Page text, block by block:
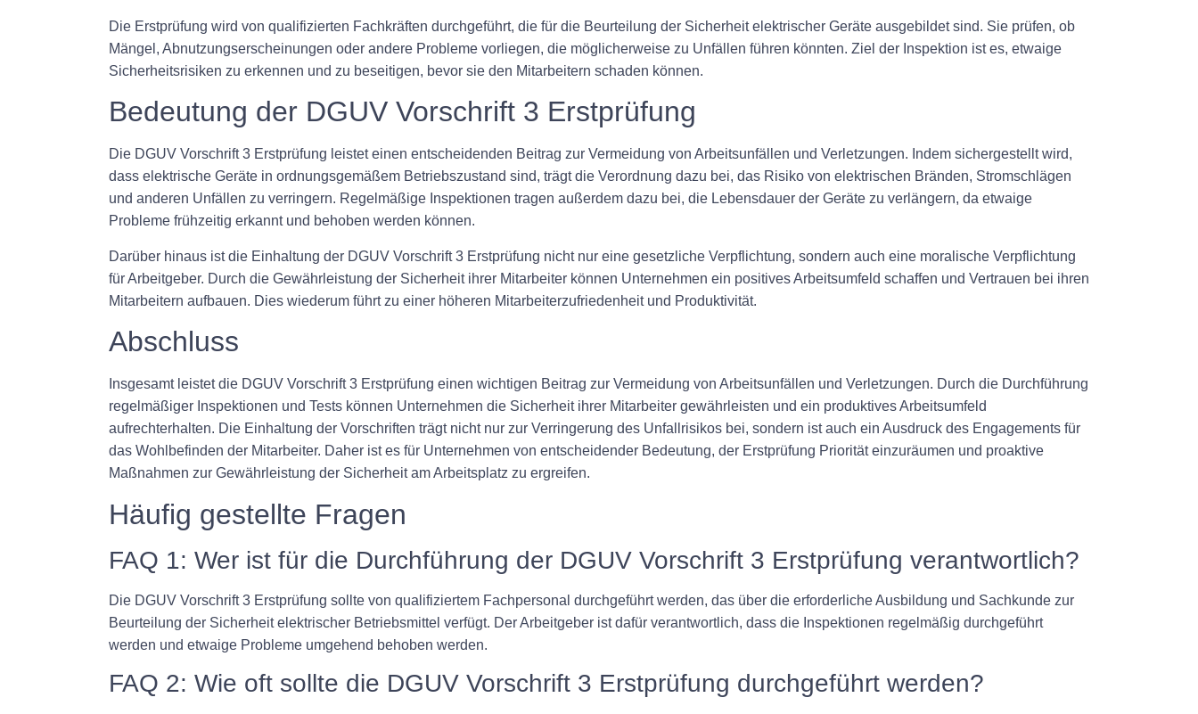
Die Erstprüfung wird von qualifizierten Fachkräften durchgeführt, die für die Beurteilung der Sicherheit elektrischer Geräte ausgebildet sind. Sie prüfen, ob
Mängel, Abnutzungserscheinungen oder andere Probleme vorliegen, die möglicherweise zu Unfällen führen könnten. Ziel der Inspektion ist es, etwaige
Sicherheitsrisiken zu erkennen und zu beseitigen, bevor sie den Mitarbeitern schaden können.
Bedeutung der DGUV Vorschrift 3 Erstprüfung
Die DGUV Vorschrift 3 Erstprüfung leistet einen entscheidenden Beitrag zur Vermeidung von Arbeitsunfällen und Verletzungen. Indem sichergestellt wird,
dass elektrische Geräte in ordnungsgemäßem Betriebszustand sind, trägt die Verordnung dazu bei, das Risiko von elektrischen Bränden, Stromschlägen
und anderen Unfällen zu verringern. Regelmäßige Inspektionen tragen außerdem dazu bei, die Lebensdauer der Geräte zu verlängern, da etwaige
Probleme frühzeitig erkannt und behoben werden können.
Darüber hinaus ist die Einhaltung der DGUV Vorschrift 3 Erstprüfung nicht nur eine gesetzliche Verpflichtung, sondern auch eine moralische Verpflichtung
für Arbeitgeber. Durch die Gewährleistung der Sicherheit ihrer Mitarbeiter können Unternehmen ein positives Arbeitsumfeld schaffen und Vertrauen bei ihren
Mitarbeitern aufbauen. Dies wiederum führt zu einer höheren Mitarbeiterzufriedenheit und Produktivität.
Abschluss
Insgesamt leistet die DGUV Vorschrift 3 Erstprüfung einen wichtigen Beitrag zur Vermeidung von Arbeitsunfällen und Verletzungen. Durch die Durchführung
regelmäßiger Inspektionen und Tests können Unternehmen die Sicherheit ihrer Mitarbeiter gewährleisten und ein produktives Arbeitsumfeld
aufrechterhalten. Die Einhaltung der Vorschriften trägt nicht nur zur Verringerung des Unfallrisikos bei, sondern ist auch ein Ausdruck des Engagements für
das Wohlbefinden der Mitarbeiter. Daher ist es für Unternehmen von entscheidender Bedeutung, der Erstprüfung Priorität einzuräumen und proaktive
Maßnahmen zur Gewährleistung der Sicherheit am Arbeitsplatz zu ergreifen.
Häufig gestellte Fragen
FAQ 1: Wer ist für die Durchführung der DGUV Vorschrift 3 Erstprüfung verantwortlich?
Die DGUV Vorschrift 3 Erstprüfung sollte von qualifiziertem Fachpersonal durchgeführt werden, das über die erforderliche Ausbildung und Sachkunde zur
Beurteilung der Sicherheit elektrischer Betriebsmittel verfügt. Der Arbeitgeber ist dafür verantwortlich, dass die Inspektionen regelmäßig durchgeführt
werden und etwaige Probleme umgehend behoben werden.
FAQ 2: Wie oft sollte die DGUV Vorschrift 3 Erstprüfung durchgeführt werden?